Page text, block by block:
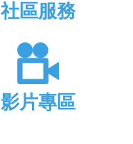
社區服務
影片專區